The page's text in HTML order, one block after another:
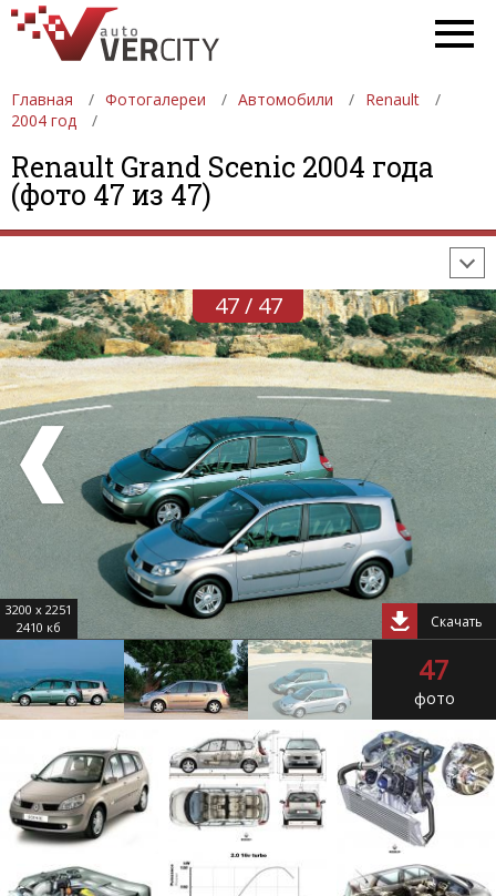
Главная Фотогалереи Автомобили
Renault
2004 год
Renault Grand Scenic 2004 года
(фото 47 из 47)
ФОТОГАЛЕРЕИ АВТОМОБИЛИ
ДЕВУШКИ
АВТОСАЛОНЫ
ФОРМУЛА-1
47 / 47
3200 x 2251
2410 кб
Скачать
47
фото